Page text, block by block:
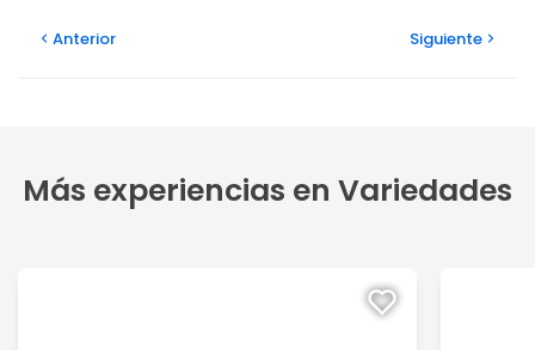
Anterior Siguiente
Más experiencias en Variedades